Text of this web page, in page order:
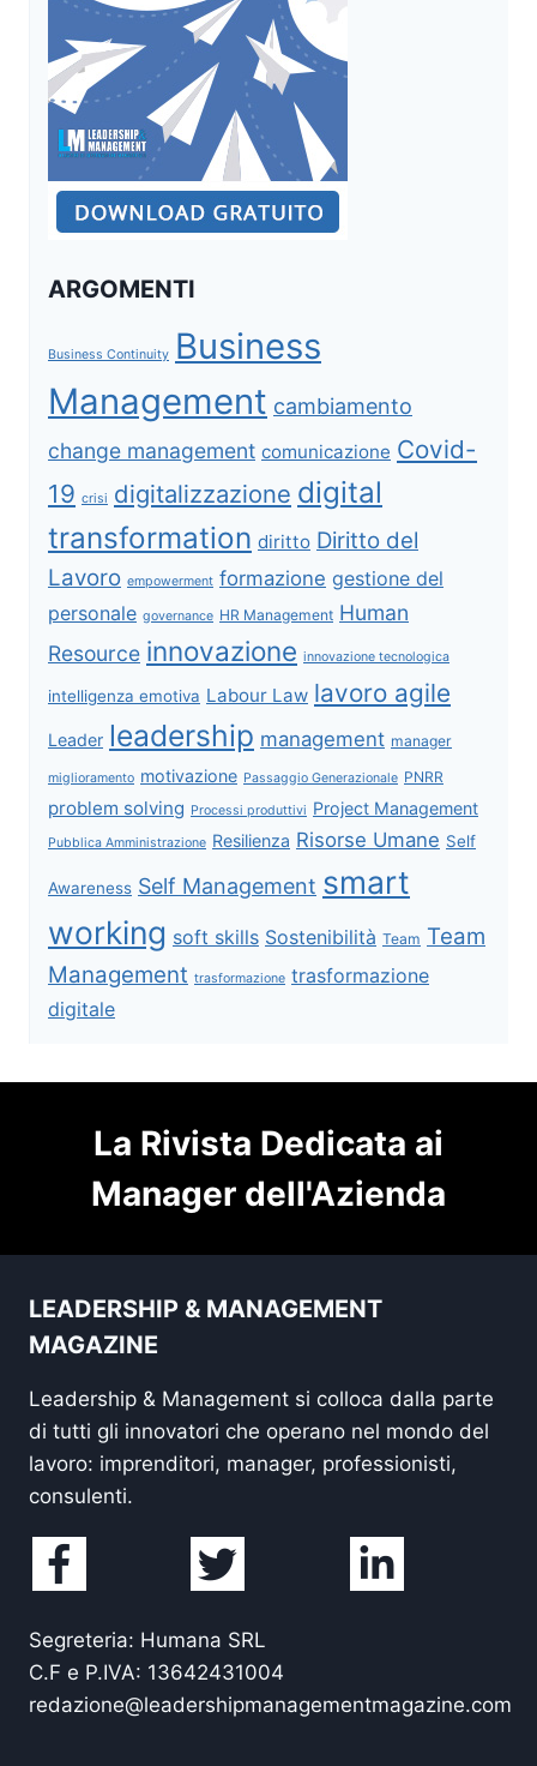
ARGOMENTI
Business Continuity Business
Management cambiamento
change management comunicazione Covid-
19 crisi digitalizzazione digital
transformation diritto Diritto del
Lavoro empowerment formazione gestione del
personale governance HR Management Human
Resource innovazione innovazione tecnologica
intelligenza emotiva Labour Law lavoro agile
Leader leadership management manager
miglioramento motivazione Passaggio Generazionale PNRR
problem solving Processi produttivi Project Management
Pubblica Amministrazione Resilienza Risorse Umane Self
Awareness Self Management smart
working soft skills Sostenibilità Team Team
Management trasformazione trasformazione
digitale
La Rivista Dedicata ai
Manager dell'Azienda
LEADERSHIP & MANAGEMENT
MAGAZINE
Leadership & Management si colloca dalla parte
di tutti gli innovatori che operano nel mondo del
lavoro: imprenditori, manager, professionisti,
consulenti.
Segreteria: Humana SRL
C.F e P.IVA: 13642431004
redazione@leadershipmanagementmagazine.com